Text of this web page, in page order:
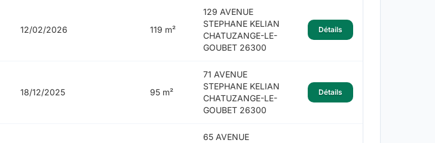
12/02/2026 119 m²
129 AVENUE
STEPHANE KELIAN
CHATUZANGE-LE-
GOUBET 26300
Détails
18/12/2025 95 m²
71 AVENUE
STEPHANE KELIAN
CHATUZANGE-LE-
GOUBET 26300
Détails
65 AVENUE